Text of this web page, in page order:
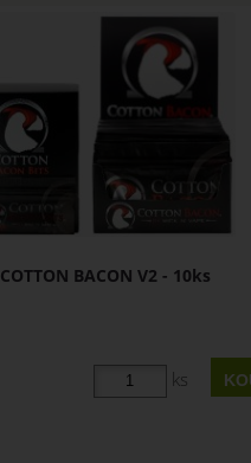
COTTON BACON V2 - 10ks
ks